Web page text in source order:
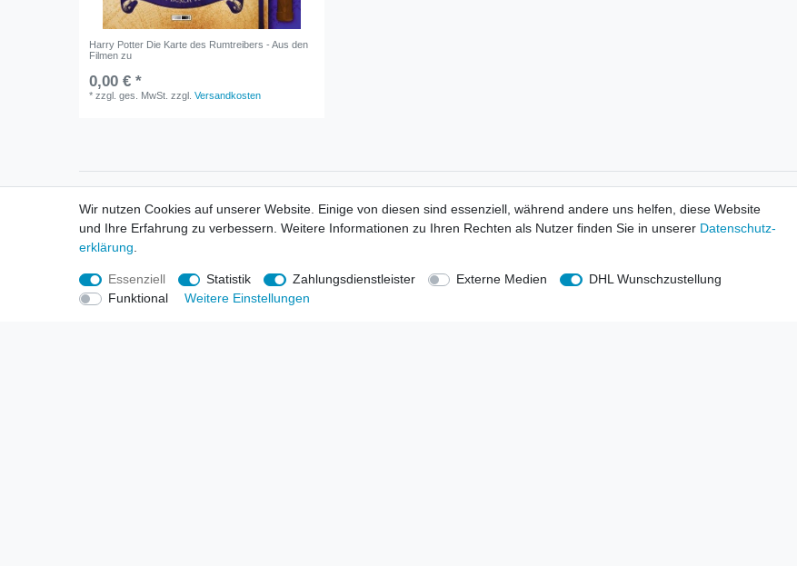
Harry Potter Die Karte des Rumtreibers - Aus den
Filmen zu
0,00 € *
*zzgl. ges. MwSt. zzgl.Versandkosten
Informationen
Neukunden / New Accounts
Zahlung
Versandkosten
Entsorgungs- & Umweltbestimmungen
Größentabellen
Informationen
Händlerbund - rechtssicher verkaufen
Produkt-Kataloge
Über uns
Wir versenden mit
Wir nutzen Cookies auf unserer Website. Einige von diesen sind essenziell, während andere uns helfen, diese Website
und Ihre Erfahrung zu verbessern. Weitere Informationen zu Ihren Rechten als Nutzer finden Sie in unserer Daten­schutz­
erklärung
Essenziell Statistik Zahlungsdienstleister Externe Medien
DHL Wunschzustellung
Funktional
Weitere Einstellungen